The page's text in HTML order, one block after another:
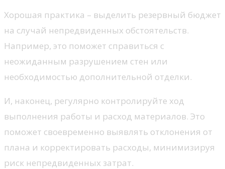
Хорошая практика – выделить резервный бюджет
на случай непредвиденных обстоятельств.
Например, это поможет справиться с
неожиданным разрушением стен или
необходимостью дополнительной отделки.
И, наконец, регулярно контролируйте ход
выполнения работы и расход материалов. Это
поможет своевременно выявлять отклонения от
плана и корректировать расходы, минимизируя
риск непредвиденных затрат.